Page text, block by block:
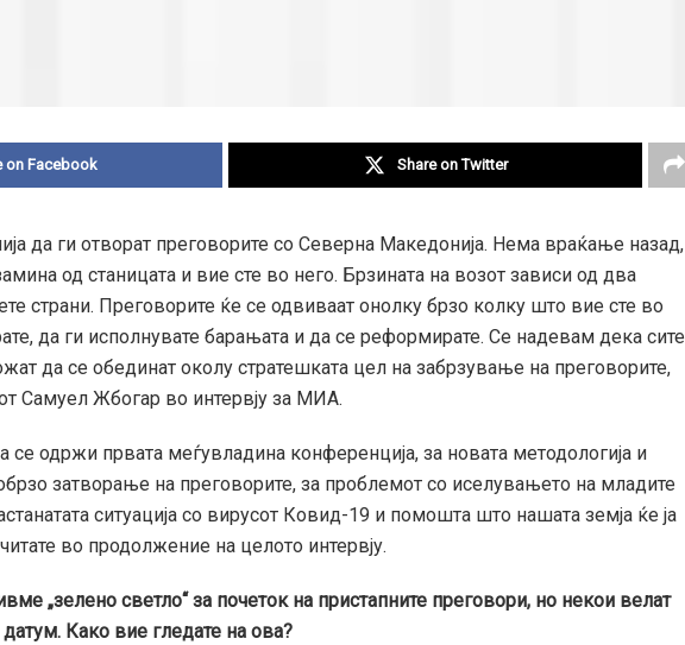
on Facebook Share on Twitter
да ги отворат преговорите со Северна Македонија. Нема враќање назад,
од станицата и вие сте во него. Брзината на возот зависи од два
страни. Преговорите ќе се одвиваат онолку брзо колку што вие сте во
да ги исполнувате барањата и да се реформирате. Се надевам дека сите
да се обединат околу стратешката цел на забрзување на преговорите,
Самуел Жбогар во интервју за МИА.
се одржи првата меѓувладина конференција, за новата методологија и
затворање на преговорите, за проблемот со иселувањето на младите
ситуација со вирусот Ковид-19 и помошта што нашата земја ќе ја
во продолжение на целото интервју.
„зелено светло“ за почеток на пристапните преговори, но некои велат
Како вие гледате на ова?